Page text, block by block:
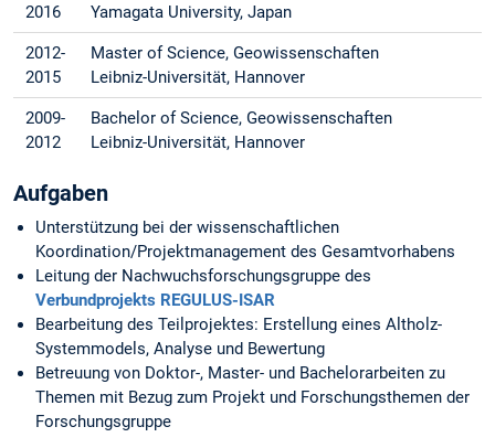
2016
Yamagata University, Japan
2012-
2015
Master of Science, Geowissenschaften
Leibniz-Universität, Hannover
2009-
2012
Bachelor of Science, Geowissenschaften
Leibniz-Universität, Hannover
Aufgaben
Unterstützung bei der wissenschaftlichen
Koordination/Projektmanagement des Gesamtvorhabens
Leitung der Nachwuchsforschungsgruppe des
Verbundprojekts REGULUS-ISAR
Bearbeitung des Teilprojektes: Erstellung eines Altholz-
Systemmodels, Analyse und Bewertung
Betreuung von Doktor-, Master- und Bachelorarbeiten zu
Themen mit Bezug zum Projekt und Forschungsthemen der
Forschungsgruppe